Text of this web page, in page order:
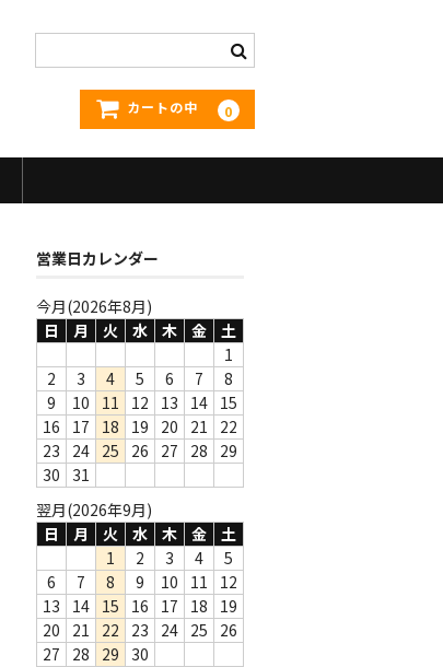
カートの中 0
営業日カレンダー
今月(2026年8月)
日
月 火 水 木 金
土
1
2
3 4 5 6 7
8
9
10 11 12 13 14 15
16
17 18 19 20 21
22
23
24 25 26 27 28
29
30
31
翌月(2026年9月)
日
月 火 水 木 金
土
1
2 3 4
5
6
7 8 9 10 11
12
13
14 15 16 17 18
19
20
21 22 23 24 25
26
27
28 29
30